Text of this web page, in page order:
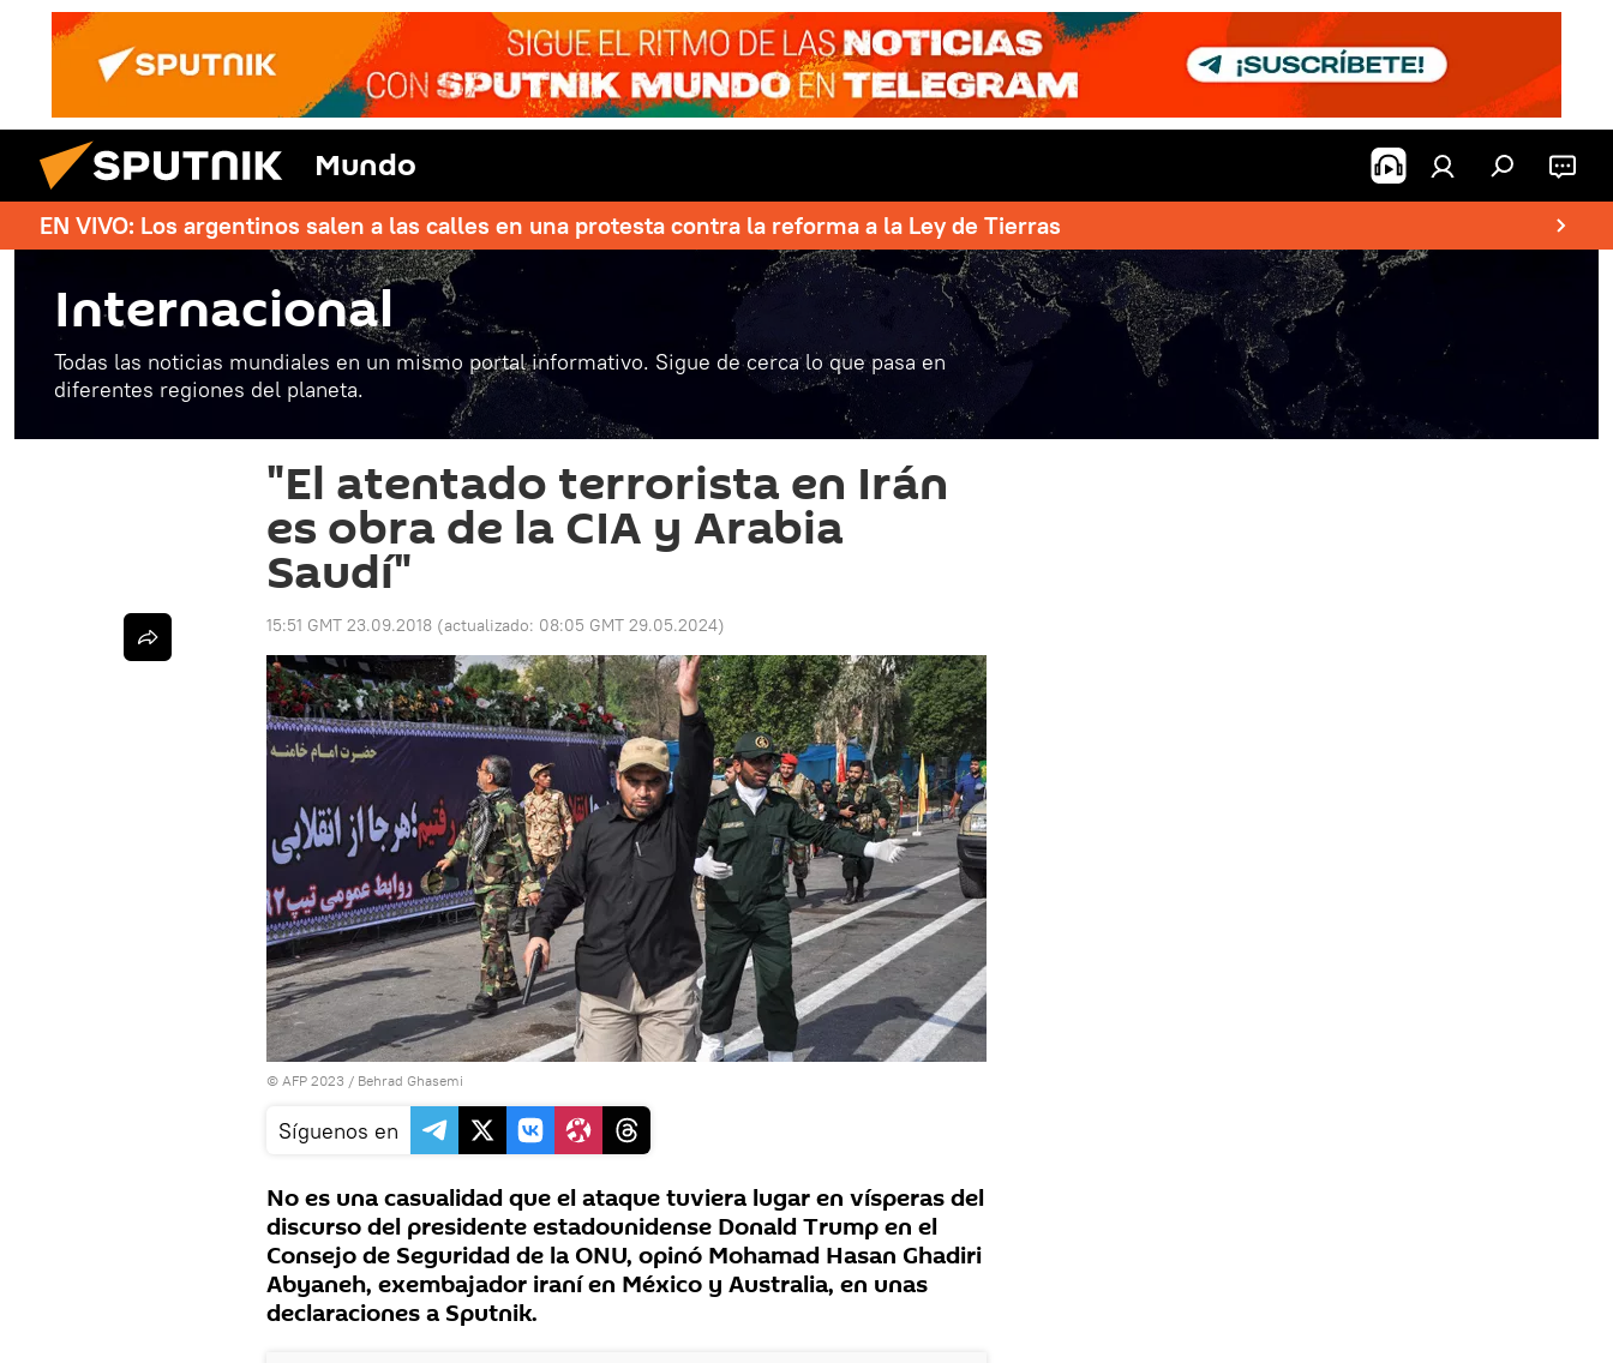
Mundo
EN VIVO: Los argentinos salen a las calles en una protesta contra la reforma a la Ley de Tierras
Internacional
Todas las noticias mundiales en un mismo portal informativo. Sigue de cerca lo que pasa en
diferentes regiones del planeta.
"El atentado terrorista en Irán
es obra de la CIA y Arabia
Saudí"
15:51 GMT 23.09.2018 (actualizado: 08:05 GMT 29.05.2024)
© AFP 2023 / Behrad Ghasemi
Síguenos en
No es una casualidad que el ataque tuviera lugar en vísperas del
discurso del presidente estadounidense Donald Trump en el
Consejo de Seguridad de la ONU, opinó Mohamad Hasan Ghadiri
Abyaneh, exembajador iraní en México y Australia, en unas
declaraciones a Sputnik.